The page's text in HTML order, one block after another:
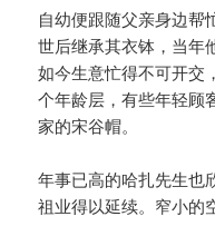
自幼便跟随父亲身边帮
世后继承其衣钵，当年
如今生意忙得不可开交
个年龄层，有些年轻顾
家的宋谷帽。
年事已高的哈扎先生也
祖业得以延续。窄小的